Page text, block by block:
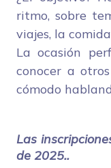
ritmo, sobre
viajes, la
La ocasión
conocer a
cómodo
Las
de 2025..